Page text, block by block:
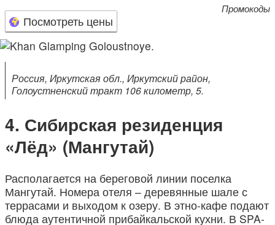
Посмотреть цены
Промокоды
Россия, Иркутская обл., Иркутский район,
Голоустненский тракт 106 километр, 5.
Сибирская резиденция
«Лёд» (Мангутай)
Располагается на береговой линии поселка
Мангутай. Номера отеля – деревянные шале с
террасами и выходом к озеру. В этно-кафе подают
блюда аутентичной прибайкальской кухни. В SPA-